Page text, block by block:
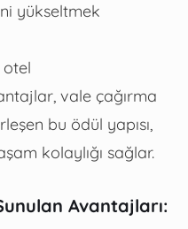
yükseltmek
otel
vale çağırma
bu ödül yapısı,
kolaylığı sağlar.
Avantajları: